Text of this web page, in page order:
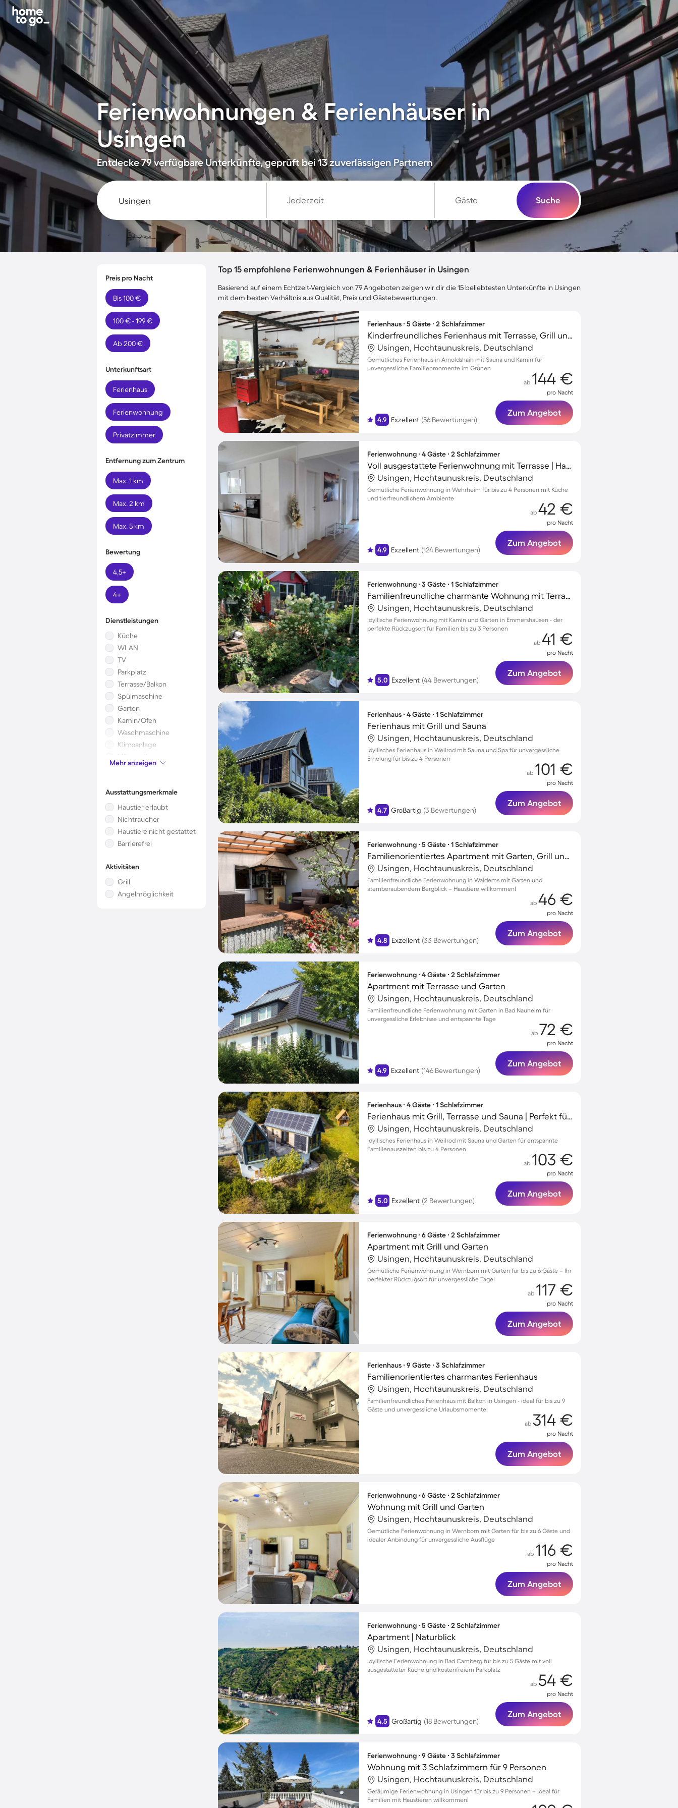
Ferienwohnungen & Ferienhäuser in
Usingen
Entdecke 79 verfügbare Unterkünfte, geprüft bei 13 zuverlässigen Partnern
Jederzeit Gäste Suche
Preis pro Nacht
Bis 100 €
100 € - 199 €
Ab 200 €
Unterkunftsart
Ferienhaus
Ferienwohnung
Privatzimmer
Entfernung zum Zentrum
Max. 1 km
Max. 2 km
Max. 5 km
Bewertung
4,5+
4+
Dienstleistungen
Küche
WLAN
TV
Parkplatz
Terrasse/Balkon
Spülmaschine
Garten
Kamin/Ofen
Waschmaschine
Klimaanlage
Mikrowelle
Kinderbett
Mehr anzeigen
Ausstattungsmerkmale
Haustier erlaubt
Nichtraucher
Haustiere nicht gestattet
Barrierefrei
Aktivitäten
Grill
Angelmöglichkeit
Top 15 empfohlene Ferienwohnungen & Ferienhäuser in Usingen
Basierend auf einem Echtzeit-Vergleich von 79 Angeboten zeigen wir dir die 15 beliebtesten Unterkünfte in Usingen
mit dem besten Verhältnis aus Qualität, Preis und Gästebewertungen.
Ferienhaus ∙ 5 Gäste ∙ 2 Schlafzimmer
Kinderfreundliches Ferienhaus mit Terrasse, Grill und Sauna | Naturblick
Usingen, Hochtaunuskreis, Deutschland
Gemütliches Ferienhaus in Arnoldshain mit Sauna und Kamin für
unvergessliche Familienmomente im Grünen
4.9 Exzellent (56 Bewertungen)
ab 144 €
pro Nacht
Zum Angebot
Ferienwohnung ∙ 4 Gäste ∙ 2 Schlafzimmer
Voll ausgestattete Ferienwohnung mit Terrasse | Haustiere erlaubt
Usingen, Hochtaunuskreis, Deutschland
Gemütliche Ferienwohnung in Wehrheim für bis zu 4 Personen mit Küche
und tierfreundlichem Ambiente
4.9 Exzellent (124 Bewertungen)
ab 42 €
pro Nacht
Zum Angebot
Ferienwohnung ∙ 3 Gäste ∙ 1 Schlafzimmer
Familienfreundliche charmante Wohnung mit Terrasse, Grill und Garten | Naturblick
Usingen, Hochtaunuskreis, Deutschland
Idyllische Ferienwohnung mit Kamin und Garten in Emmershausen - der
perfekte Rückzugsort für Familien bis zu 3 Personen
5.0 Exzellent (44 Bewertungen)
ab 41 €
pro Nacht
Zum Angebot
Ferienhaus ∙ 4 Gäste ∙ 1 Schlafzimmer
Ferienhaus mit Grill und Sauna
Usingen, Hochtaunuskreis, Deutschland
Idyllisches Ferienhaus in Weilrod mit Sauna und Spa für unvergessliche
Erholung für bis zu 4 Personen
4.7 Großartig (3 Bewertungen)
ab 101 €
pro Nacht
Zum Angebot
Ferienwohnung ∙ 5 Gäste ∙ 1 Schlafzimmer
Familienorientiertes Apartment mit Garten, Grill und Terrasse | Bergblick | Haustiere erlaubt
Usingen, Hochtaunuskreis, Deutschland
Familienfreundliche Ferienwohnung in Waldems mit Garten und
atemberaubendem Bergblick – Haustiere willkommen!
4.8 Exzellent (33 Bewertungen)
ab 46 €
pro Nacht
Zum Angebot
Ferienwohnung ∙ 4 Gäste ∙ 2 Schlafzimmer
Apartment mit Terrasse und Garten
Usingen, Hochtaunuskreis, Deutschland
Familienfreundliche Ferienwohnung mit Garten in Bad Nauheim für
unvergessliche Erlebnisse und entspannte Tage
4.9 Exzellent (146 Bewertungen)
ab 72 €
pro Nacht
Zum Angebot
Ferienhaus ∙ 4 Gäste ∙ 1 Schlafzimmer
Ferienhaus mit Grill, Terrasse und Sauna | Perfekt für die Arbeit von Zuhause
Usingen, Hochtaunuskreis, Deutschland
Idyllisches Ferienhaus in Weilrod mit Sauna und Garten für entspannte
Familienauszeiten bis zu 4 Personen
5.0 Exzellent (2 Bewertungen)
ab 103 €
pro Nacht
Zum Angebot
Ferienwohnung ∙ 6 Gäste ∙ 2 Schlafzimmer
Apartment mit Grill und Garten
Usingen, Hochtaunuskreis, Deutschland
Gemütliche Ferienwohnung in Wernborn mit Garten für bis zu 6 Gäste – Ihr
perfekter Rückzugsort für unvergessliche Tage!
ab 117 €
pro Nacht
Zum Angebot
Ferienhaus ∙ 9 Gäste ∙ 3 Schlafzimmer
Familienorientiertes charmantes Ferienhaus
Usingen, Hochtaunuskreis, Deutschland
Familienfreundliches Ferienhaus mit Balkon in Usingen - ideal für bis zu 9
Gäste und unvergessliche Urlaubsmomente!
ab 314 €
pro Nacht
Zum Angebot
Ferienwohnung ∙ 6 Gäste ∙ 2 Schlafzimmer
Wohnung mit Grill und Garten
Usingen, Hochtaunuskreis, Deutschland
Gemütliche Ferienwohnung in Wernborn mit Garten für bis zu 6 Gäste und
idealer Anbindung für unvergessliche Ausflüge
ab 116 €
pro Nacht
Zum Angebot
Ferienwohnung ∙ 5 Gäste ∙ 2 Schlafzimmer
Apartment | Naturblick
Usingen, Hochtaunuskreis, Deutschland
Idyllische Ferienwohnung in Bad Camberg für bis zu 5 Gäste mit voll
ausgestatteter Küche und kostenfreiem Parkplatz
4.5 Großartig (18 Bewertungen)
ab 54 €
pro Nacht
Zum Angebot
Ferienwohnung ∙ 9 Gäste ∙ 3 Schlafzimmer
Wohnung mit 3 Schlafzimmern für 9 Personen
Usingen, Hochtaunuskreis, Deutschland
Geräumige Ferienwohnung in Usingen für bis zu 9 Personen – Ideal für
Familien mit Haustieren willkommen!